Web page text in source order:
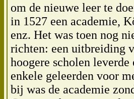
om de nieuwe leer te
in 1527 een academie,
enz. Het was toen nog
richten: een uitbreiding
hoogere scholen
enkele geleerden voor
bij was de academie